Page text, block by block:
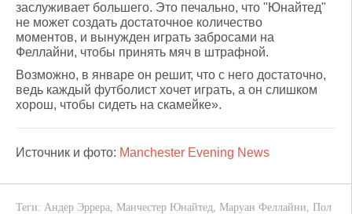
заслуживает большего. Это печально, что "Юнайтед"
не может создать достаточное количество
моментов, и вынужден играть забросами на
Феллайни, чтобы принять мяч в штрафной.
Возможно, в январе он решит, что с него достаточно,
ведь каждый футболист хочет играть, а он слишком
хорош, чтобы сидеть на скамейке».
Источник и фото: Manchester Evening News
Теги: Андер Эррера, Манчестер Юнайтед, Маруан Феллайни, Пол